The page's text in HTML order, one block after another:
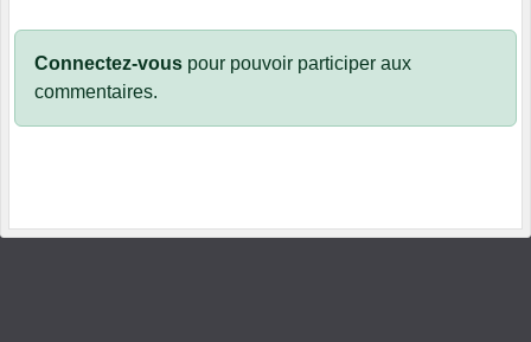
Connectez-vous pour pouvoir participer aux
commentaires.